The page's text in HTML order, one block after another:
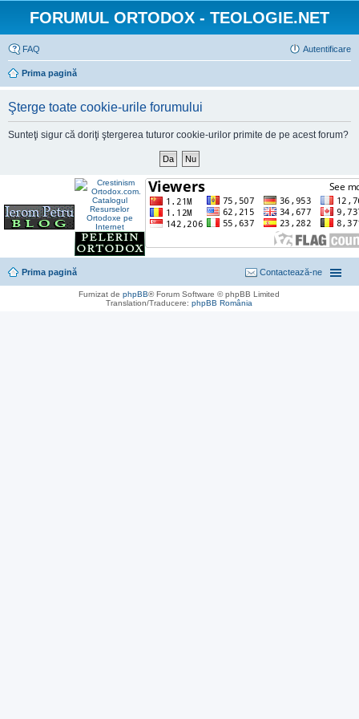
FORUMUL ORTODOX - TEOLOGIE.NET
FAQ Autentificare
Prima pagină
Şterge toate cookie-urile forumului
Sunteţi sigur că doriţi ştergerea tuturor cookie-urilor primite de pe acest forum?
Prima pagină Contactează-ne
Furnizat dephpBB® Forum Software © phpBB Limited
Translation/Traducere:phpBB România